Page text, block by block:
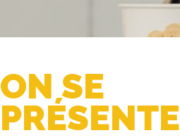
ON SE
PRÉSENTE